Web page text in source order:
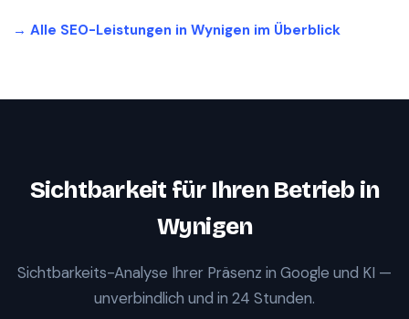
→ Alle SEO-Leistungen in Wynigen im Überblick
Sichtbarkeit für Ihren Betrieb in
Wynigen
Sichtbarkeits-Analyse Ihrer Präsenz in Google und KI —
unverbindlich und in 24 Stunden.